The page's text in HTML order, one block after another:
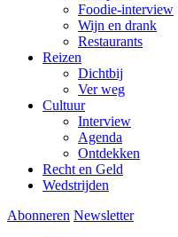
Foodie-interview
Wijn en drank
Restaurants
Reizen
Dichtbij
Ver weg
Cultuur
Interview
Agenda
Ontdekken
Recht en Geld
Wedstrijden
Abonneren Newsletter